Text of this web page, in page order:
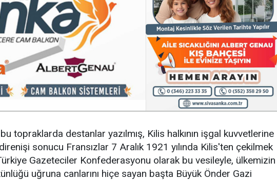
topraklarda destanlar yazılmış, Kilis halkının işgal kuvvetlerine
sonucu Fransızlar 7 Aralık 1921 yılında Kilis'ten çekilmek
Gazeteciler Konfederasyonu olarak bu vesileyle, ülkemizin
uğruna canlarını hiçe sayan başta Büyük Önder Gazi